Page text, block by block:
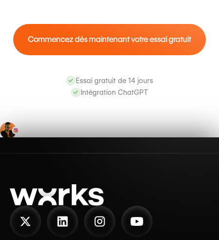
Commencez dès maintenant votre essai gratuit
Essai gratuit de 14 jours
Intégration ChatGPT